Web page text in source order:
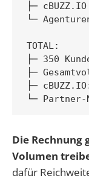
├─
└─
TOTAL:
├─ 350
├─
├─
Die Rechnung
Volumen
dafür